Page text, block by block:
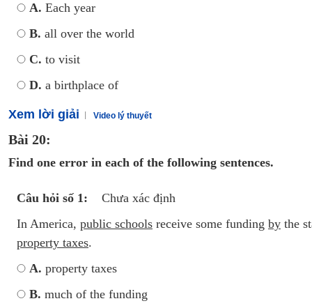
A. Each year
B. all over the world
C. to visit
D. a birthplace of
Xem lời giải Video lý thuyết
Bài 20:
Find one error in each of the following sentences.
Câu hỏi số 1:
Chưa xác định
In America, public schools receive some funding by the
property taxes.
A. property taxes
B. much of the funding